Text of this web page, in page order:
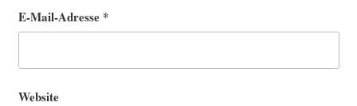
E-Mail-Adresse *
Website